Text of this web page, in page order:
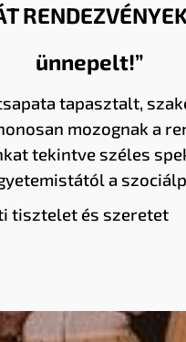
ünnepelt!”
csapata tapasztalt,
mozognak a
tekintve széles
a
tisztelet és szeretet